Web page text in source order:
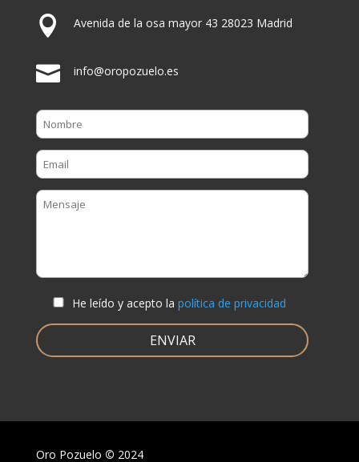
 Avenida de la osa mayor 43 28023 Madrid
 info@oropozuelo.es
He leído y acepto la política de privacidad
Oro Pozuelo © 2024